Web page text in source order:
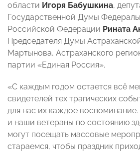
области Игоря Бабушкина,
Государственной Думы
Российской Федерации Рината
Председателя Думы
Мартынова, Астраханского
партии «Единая Россия».
«С каждым годом остается всё
свидетелей тех трагических
для нас их каждое
и наши ветераны по состоянию
могут посещать массовые
стараемся, чтобы праздник